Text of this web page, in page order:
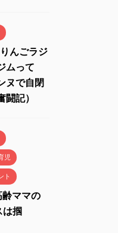
んごラジ
ムって
ヌで自閉
記）
児
ト
ママの
は掴